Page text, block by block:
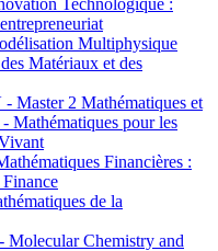
Technologique :
Multiphysique
Matériaux et des
Master 2 Mathématiques et
Mathématiques pour les
Financières :
Finance
de la
Chemistry and